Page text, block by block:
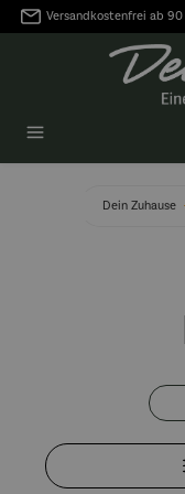
springen
Versandkostenfrei ab
Dein Zuhause